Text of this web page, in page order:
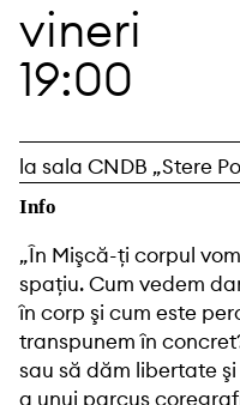
vineri
19:00
la sala CNDB „Stere
Info
„În Mişcă-ţi corpul
spaţiu. Cum vedem
în corp şi cum este
transpunem în
sau să dăm libertate
a unui parcus